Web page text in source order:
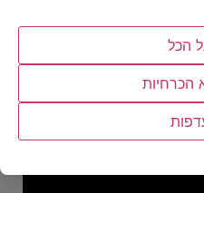
שמיציתם אותו.
הכל
הכרחיות